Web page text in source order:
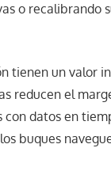
o recalibrando
tienen un valor
reducen el
con datos en
buques